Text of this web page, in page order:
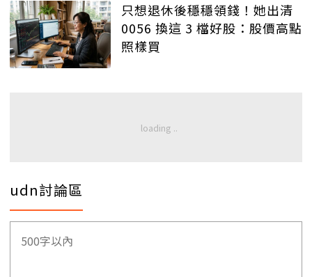
只想退休後穩穩領錢！她出清
0056 換這 3 檔好股：股價高點
照樣買
udn討論區